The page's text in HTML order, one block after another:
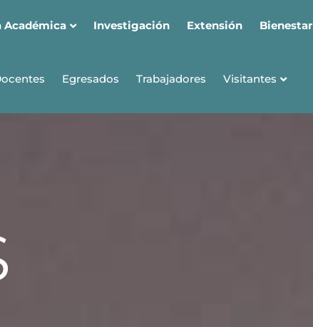
Académica Investigación Extensión Bienestar
Egresados Trabajadores Visitantes